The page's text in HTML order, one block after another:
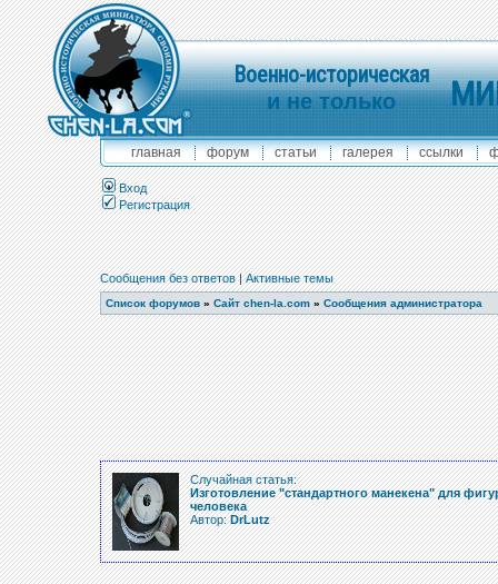
Военно-историческая
и не только
главная форум статьи галерея ссылки
Вход
Регистрация
Сообщения без ответов|Активные темы
Список форумов » Сайт chen-la.com » Сообщения администратора
Случайная статья:
Изготовление "стандартного манекена" для
человека
Автор:DrLutz